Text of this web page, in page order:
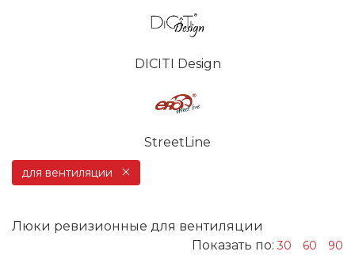
DICITI Design
StreetLine
для вентиляции
Люки ревизионные для вентиляции
Показать по:30 60 90